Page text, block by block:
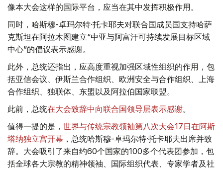
像本大会这样的国际平台，应当在其中发挥积极作用。
同时，哈斯穆-卓玛尔特·托卡耶夫对联合国成员国支持哈萨
克斯坦在阿拉木图建立“中亚与阿富汗可持续发展目标区域
中心”的倡议表示感谢。
此外，总统还指出，应高度重视加强区域性组织的作用，包
括亚信会议、伊斯兰合作组织、欧洲安全与合作组织、上海
合作组织、独联体、东盟以及阿拉伯国家联盟。
此前，总统在大会致辞中向联合国领导层表示感谢。
值得一提的是， 世界与传统宗教领袖第八次大会17日在阿斯
塔纳独立宫开幕 ，总统哈斯穆-卓玛尔特·托卡耶夫出席并致
辞。大会吸引了来自约60个国家的100多个代表团参加，包
括全球各大宗教的精神领袖、国际组织代表、专家学者及社